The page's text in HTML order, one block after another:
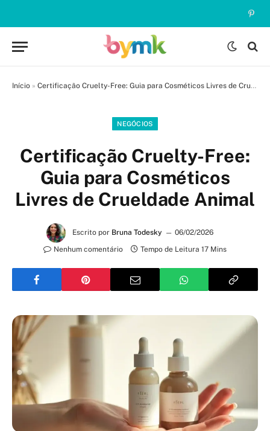
Início » Certificação Cruelty-Free: Guia para Cosméticos Livres de Crueldade Animal
NEGÓCIOS
Certificação Cruelty-Free:
Guia para Cosméticos
Livres de Crueldade Animal
Escrito por Bruna Todesky
06/02/2026
Nenhum comentário
Tempo de Leitura 17 Mins